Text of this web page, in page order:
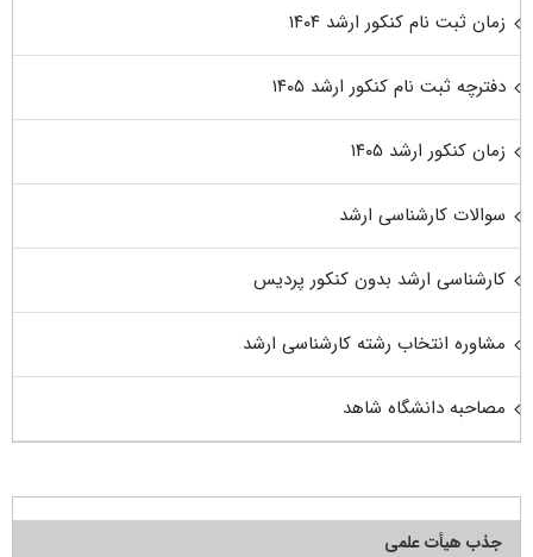
زمان ثبت نام کنکور ارشد ۱۴۰۴
دفترچه ثبت نام کنکور ارشد ۱۴۰۵
زمان کنکور ارشد ۱۴۰۵
سوالات کارشناسی ارشد
کارشناسی ارشد بدون کنکور پردیس
مشاوره انتخاب رشته کارشناسی ارشد
مصاحبه دانشگاه شاهد
جذب هیأت علمی